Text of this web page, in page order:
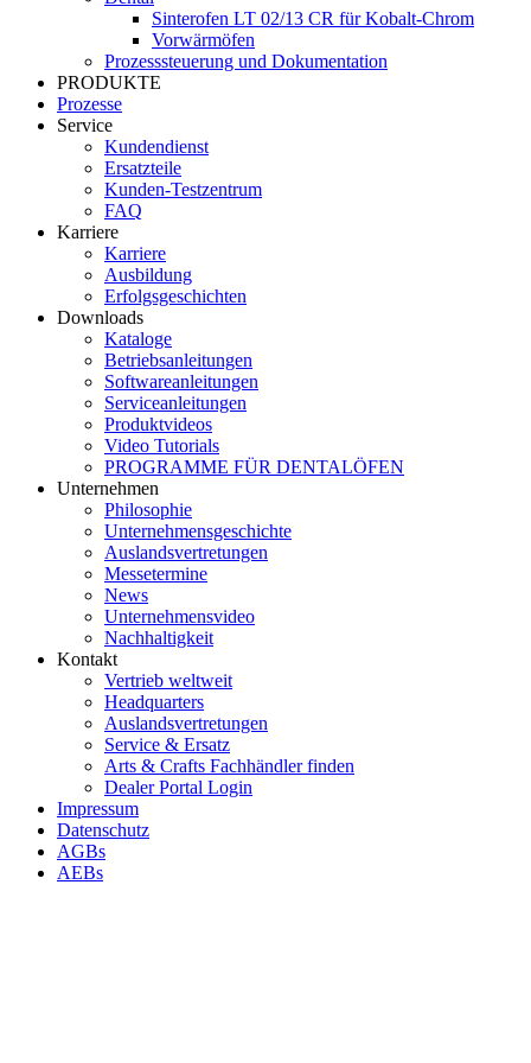
Sinterofen LT 02/13 CR für Kobalt-Chrom
Vorwärmöfen
Prozesssteuerung und Dokumentation
PRODUKTE
Prozesse
Service
Kundendienst
Ersatzteile
Kunden-Testzentrum
FAQ
Karriere
Karriere
Ausbildung
Erfolgsgeschichten
Downloads
Kataloge
Betriebsanleitungen
Softwareanleitungen
Serviceanleitungen
Produktvideos
Video Tutorials
PROGRAMME FÜR DENTALÖFEN
Unternehmen
Philosophie
Unternehmensgeschichte
Auslandsvertretungen
Messetermine
News
Unternehmensvideo
Nachhaltigkeit
Kontakt
Vertrieb weltweit
Headquarters
Auslandsvertretungen
Service & Ersatz
Arts & Crafts Fachhändler finden
Dealer Portal Login
Impressum
Datenschutz
AGBs
AEBs